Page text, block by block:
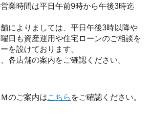
業時間は平日午前9時から午後3時迄
によりましては、平日午後3時以降や
日も資産運用や住宅ローンのご相談を
を設けております。
各店舗の案内をご確認ください。
のご案内はこちら をご確認ください。